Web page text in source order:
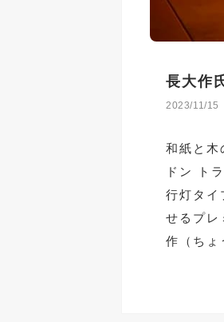
長大作
2023/11/15
和紙と木
ドン ト
行灯タイ
せるプレ
作（ちょ